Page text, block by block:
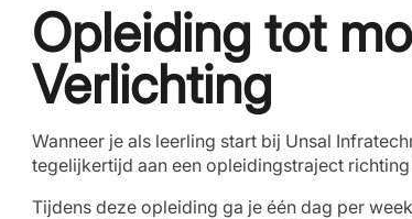
Opleiding tot
Verlichting
Wanneer je als leerling start bij Unsal
tegelijkertijd aan een opleidingstraject
Tijdens deze opleiding ga je één dag per